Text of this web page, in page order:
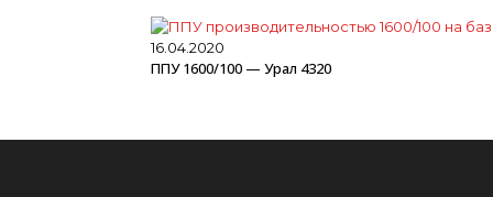
16.04.2020
ППУ 1600/100 — Урал 4320